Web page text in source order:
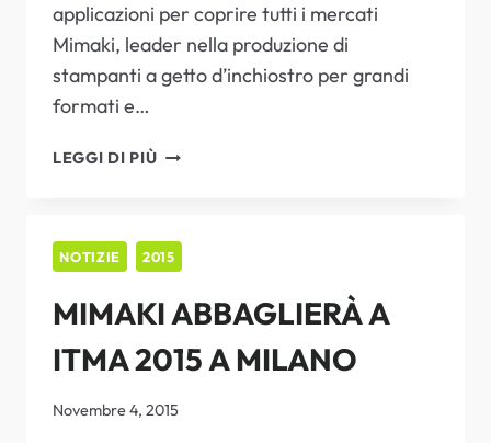
DIGITALE IN OCCASIONE
DI ITMA 2015
applicazioni per coprire tutti i mercati
Mimaki, leader nella produzione di
stampanti a getto d’inchiostro per grandi
formati e…
LEGGI DI PIÙMIMAKI
DI
SOLUZIONI
PER
LA
STAMPA
DIGITALE
NOTIZIE 2015
MIMAKI ABBAGLIERÀ A
ITMA 2015 A MILANO
Novembre 4, 2015